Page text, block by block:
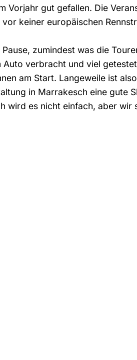
Vorjahr gut gefallen. Die
keiner europäischen
Pause, zumindest was die
Auto verbracht und viel
am Start. Langeweile ist
in Marrakesch eine gute
wird es nicht einfach, aber wir